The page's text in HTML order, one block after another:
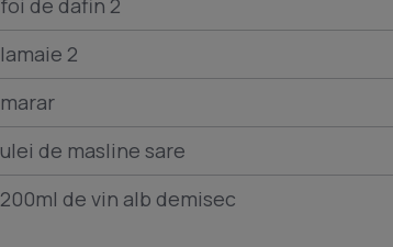
foi de dafin 2
lamaie 2
marar
ulei de masline sare
200ml de vin alb demisec